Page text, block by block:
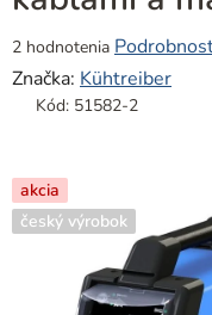
Priemerné
hodnotenie
produktu
z
5
hviezdičiek.
2 hodnotenia
Značka: Kühtreiber
Kód: 51582-2
akcia
český výrobok